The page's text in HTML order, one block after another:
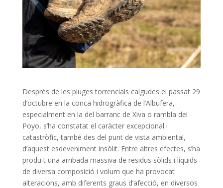
Després de les pluges torrencials caigudes el passat 29
d’octubre en la conca hidrogràfica de l’Albufera,
especialment en la del barranc de Xiva o rambla del
Poyo, s’ha constatat el caràcter excepcional i
catastròfic, també des del punt de vista ambiental,
d’aquest esdeveniment insòlit. Entre altres efectes, s’ha
produït una arribada massiva de residus sòlids i líquids
de diversa composició i volum que ha provocat
alteracions, amb diferents graus d’afecció, en diversos